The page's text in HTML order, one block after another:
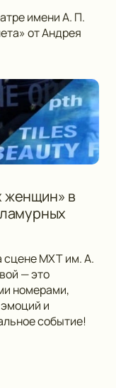
имени А. П.
от Андрея
женщин» в
сцене МХТ им. А.
— это
номерами,
и
событие!